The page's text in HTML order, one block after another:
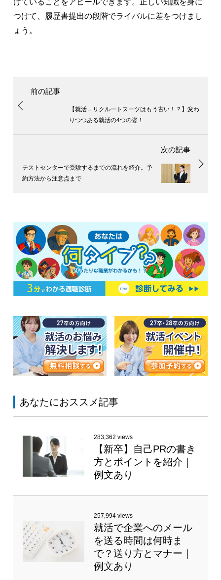
けていることをアピールできます。正しい知識を身に
つけて、履歴書提出の段階でライバルに差をつけまし
ょう。
【就活＝リクルートスーツはもう古い！？】変わ
りつつある就活の4つの姿！
テストセンターで受験するまでの流れを紹介。予
約方法から注意点まで
あなたにおススメ記事
283,362 views
【新卒】自己PRの書き
方とポイントを紹介｜
例文あり
257,994 views
就活で企業へのメール
を送る時間は何時ま
で？送り方とマナー｜
例文あり